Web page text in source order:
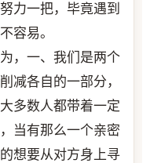
力一把，毕竟遇到
容易。
，一、我们是两个
减各自的一部分，
多数人都带着一定
当有那么一个亲密
想要从对方身上寻